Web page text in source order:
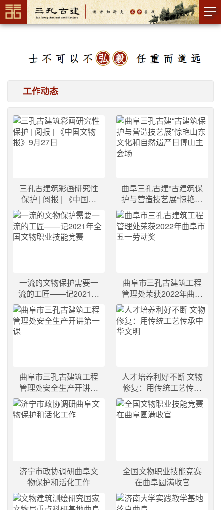
工作动态
三孔古建筑彩画研究性
保护 | 阅报 | 《中国文
物报》9月27日
曲阜三孔古建“古建筑保
护与营造技艺展”惊艳山
东文化和自然遗产日博
山主会场
一流的文物保护需要一
流的工匠——记2021年
全国文物职业技能竞赛
曲阜市三孔古建筑工程
管理处荣获2022年曲阜
市五一劳动奖
曲阜市三孔古建筑工程
管理处安全生产开讲第
一课
人才培养利好不断 文物
修复：用传统工艺传承
中华文明
济宁市政协调研曲阜文
物保护和活化工作
全国文物职业技能竞赛
在曲阜圆满收官